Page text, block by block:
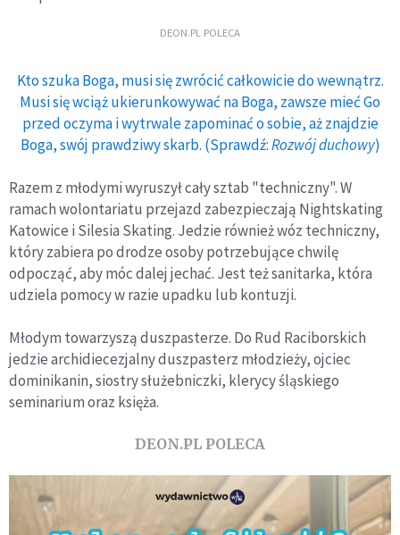
DEON.PL POLECA
Kto szuka Boga, musi się zwrócić całkowicie do wewnątrz.
Musi się wciąż ukierunkowywać na Boga, zawsze mieć Go
przed oczyma i wytrwale zapominać o sobie, aż znajdzie
Boga, swój prawdziwy skarb. (Sprawdź:Rozwój duchowy)
Razem z młodymi wyruszył cały sztab "techniczny". W
ramach wolontariatu przejazd zabezpieczają Nightskating
Katowice i Silesia Skating. Jedzie również wóz techniczny,
który zabiera po drodze osoby potrzebujące chwilę
odpocząć, aby móc dalej jechać. Jest też sanitarka, która
udziela pomocy w razie upadku lub kontuzji.
Młodym towarzyszą duszpasterze. Do Rud Raciborskich
jedzie archidiecezjalny duszpasterz młodzieży, ojciec
dominikanin, siostry służebniczki, klerycy śląskiego
seminarium oraz księża.
DEON.PL POLECA